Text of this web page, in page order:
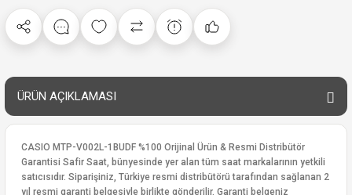
ÜRÜN AÇIKLAMASI
CASIO MTP-V002L-1BUDF %100 Orijinal Ürün & Resmi Distribütör
Garantisi Safir Saat, bünyesinde yer alan tüm saat markalarının yetkili
satıcısıdır. Siparişiniz, Türkiye resmi distribütörü tarafından sağlanan 2
yıl resmi garanti belgesiyle birlikte gönderilir. Garanti belgeniz